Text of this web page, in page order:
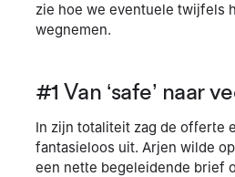
zie hoe we eventuele twijfels
wegnemen.
#1 Van ‘safe’ naar
In zijn totaliteit zag de offerte
fantasieloos uit. Arjen wilde
een nette begeleidende brief